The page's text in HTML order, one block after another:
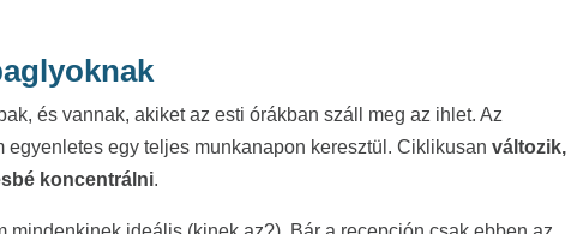
és vannak, akiket az esti órákban száll meg az ihlet. Az
egyenletes egy teljes munkanapon keresztül. Ciklikusanváltozik,
koncentrálni.